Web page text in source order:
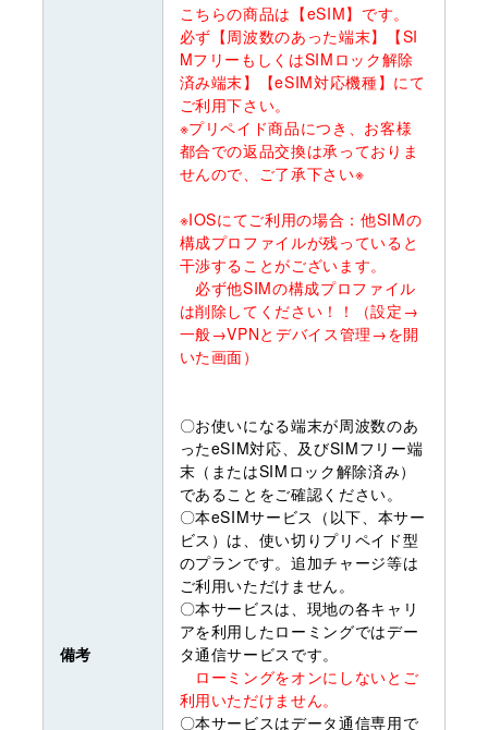
備考
こちらの商品は【eSIM】です。
必ず【周波数のあった端末】【SI
MフリーもしくはSIMロック解除
済み端末】【eSIM対応機種】にて
ご利用下さい。
※プリペイド商品につき、お客様
都合での返品交換は承っておりま
せんので、ご了承下さい※
※IOSにてご利用の場合：他SIMの
構成プロファイルが残っていると
干渉することがございます。
必ず他SIMの構成プロファイル
は削除してください！！（設定→
一般→VPNとデバイス管理→を開
いた画面）
〇お使いになる端末が周波数のあ
ったeSIM対応、及びSIMフリー端
末（またはSIMロック解除済み）
であることをご確認ください。
〇本eSIMサービス（以下、本サー
ビス）は、使い切りプリペイド型
のプランです。追加チャージ等は
ご利用いただけません。
〇本サービスは、現地の各キャリ
アを利用したローミングではデー
タ通信サービスです。
ローミングをオンにしないとご
利用いただけません。
〇本サービスはデータ通信専用で